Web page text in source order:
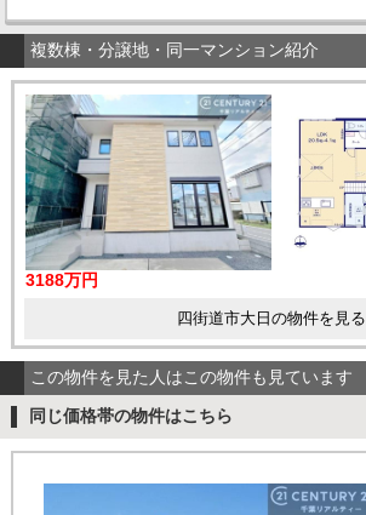
複数棟・分譲地・同一マンション紹介
3188万円
四街道市大日の物件を見る
この物件を見た人はこの物件も見ています
同じ価格帯の物件はこちら